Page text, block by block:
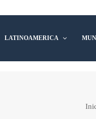
LATINOAMERICA